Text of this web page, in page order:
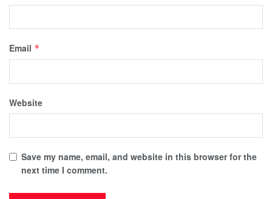
Email *
Website
Save my name, email, and website in this browser for the
next time I comment.